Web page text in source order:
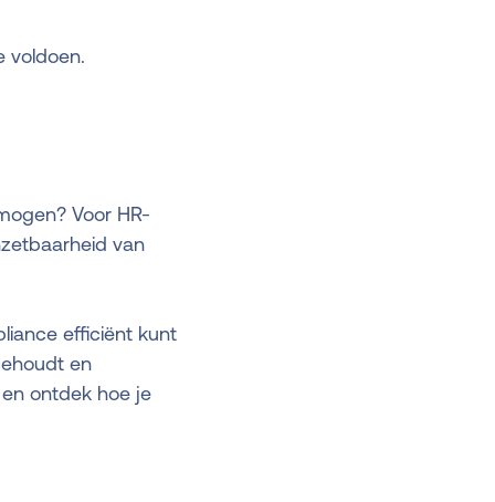
voldoen.
Voor HR-
van
efficiënt kunt
en
ontdek hoe je